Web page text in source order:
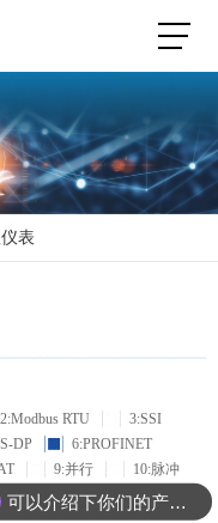
表
2:Modbus RTU
3:SSI
DP
6:PROFINET
9:并行
10:脉冲
可以介绍下你们的产品么？